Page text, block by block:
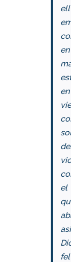
el